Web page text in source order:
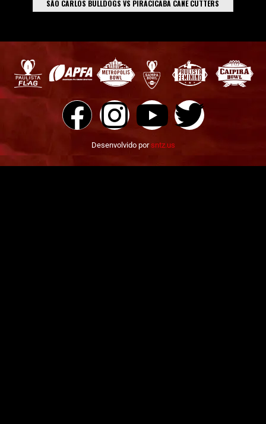
SÃO CARLOS BULLDOGS VS PIRACICABA CANE CUTTERS
Desenvolvido porsntz.us